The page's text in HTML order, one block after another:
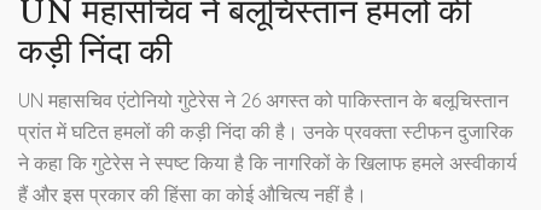
UN महासचिव ने बलूचिस्तान हमलों की
कड़ी निंदा की
UN महासचिव एंटोनियो गुटेरेस ने 26 अगस्त को पाकिस्तान के बलूचिस्तान
प्रांत में घटित हमलों की कड़ी निंदा की है। उनके प्रवक्ता स्टीफन दुजारिक
ने कहा कि गुटेरेस ने स्पष्ट किया है कि नागरिकों के खिलाफ हमले अस्वीकार्य
हैं और इस प्रकार की हिंसा का कोई औचित्य नहीं है।